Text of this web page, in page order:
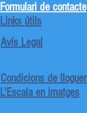
Formulari de contacte
Links útils
Avís Legal
Condicions de lloguer
L'Escala en imatges